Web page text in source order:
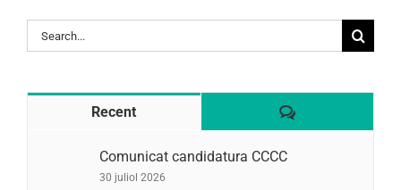
Search
for:
Recent Comentaris
Comunicat candidatura CCCC
30 juliol 2026